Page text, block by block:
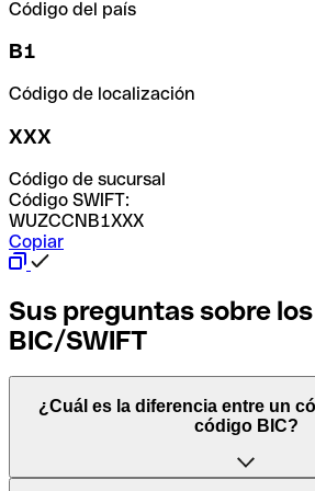
Código del país
B1
Código de localización
XXX
Código de sucursal
Código SWIFT:
WUZCCNB1XXX
Copiar
Sus preguntas sobre
BIC/SWIFT
¿Cuál es la diferencia entre un
código BIC?